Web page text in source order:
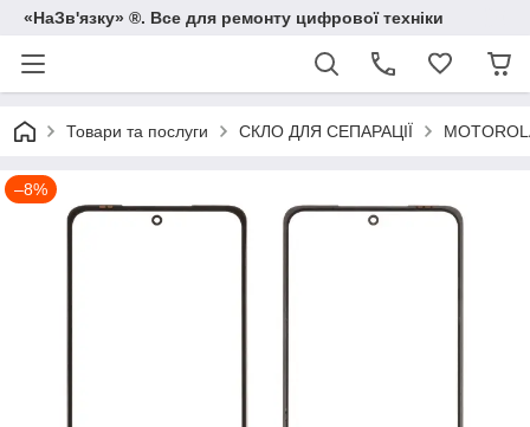
«НаЗв'язку» ®. Все для ремонту цифрової техніки
Товари та послуги СКЛО ДЛЯ СЕПАРАЦІЇ
–8%